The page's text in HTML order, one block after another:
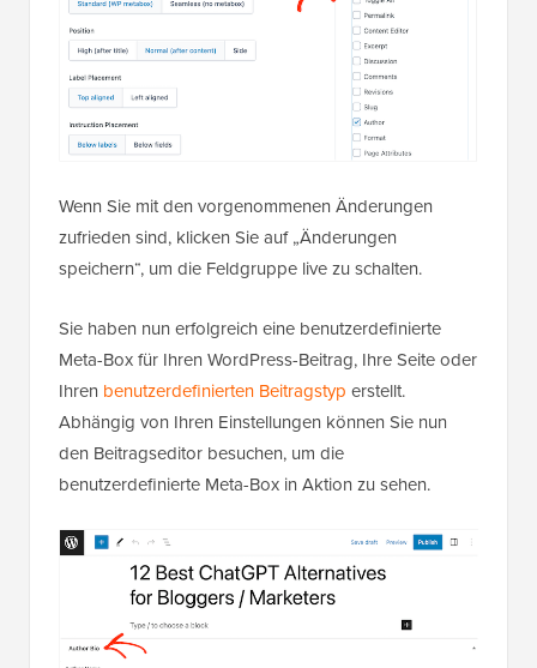
Wenn Sie mit den vorgenommenen Änderungen
zufrieden sind, klicken Sie auf „Änderungen
speichern“, um die Feldgruppe live zu schalten.
Sie haben nun erfolgreich eine benutzerdefinierte
Meta-Box für Ihren WordPress-Beitrag, Ihre Seite oder
Ihren benutzerdefinierten Beitragstyp erstellt.
Abhängig von Ihren Einstellungen können Sie nun
den Beitragseditor besuchen, um die
benutzerdefinierte Meta-Box in Aktion zu sehen.